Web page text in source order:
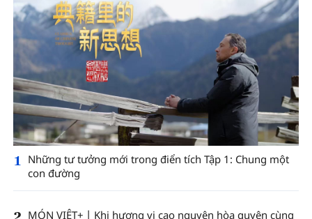
1
Những tư tưởng mới trong điển tích Tập 1: Chung một
con đường
MÓN VIỆT+丨Khi hương vị cao nguyên hòa quyện cùng